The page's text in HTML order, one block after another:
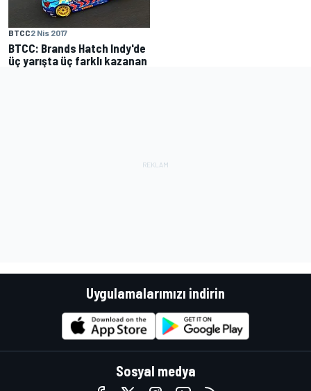
BTCC2 Nis 2017
BTCC: Brands Hatch Indy'de
üç yarışta üç farklı kazanan
Uygulamalarımızı indirin
Sosyal medya